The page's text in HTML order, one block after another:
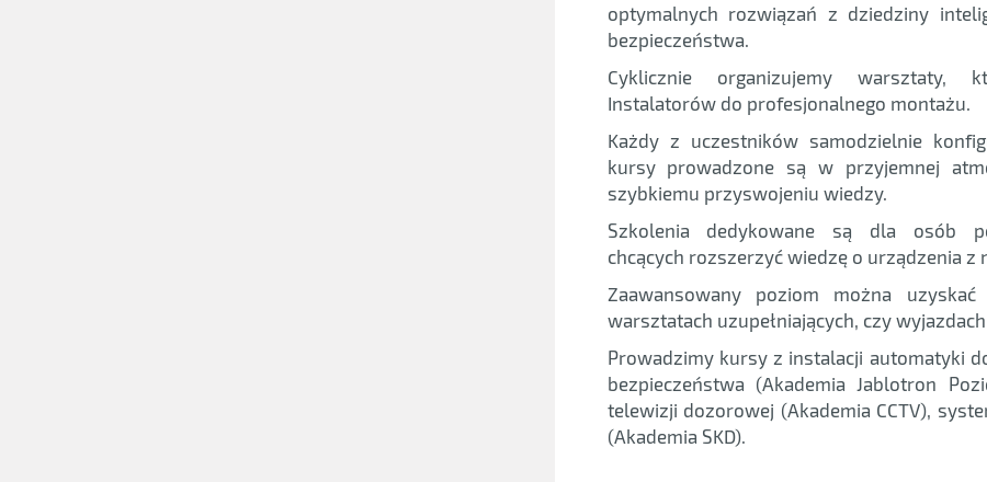
optymalnych rozwiązań z dziedziny
bezpieczeństwa.
Cyklicznie organizujemy warsztaty,
Instalatorów do profesjonalnego montażu.
Każdy z uczestników samodzielnie
kursy prowadzone są w przyjemnej
szybkiemu przyswojeniu wiedzy.
Szkolenia dedykowane są dla osób
chcących rozszerzyć wiedzę o urządzenia z
Zaawansowany poziom można
warsztatach uzupełniających, czy
Prowadzimy kursy z instalacji automatyki
bezpieczeństwa (Akademia Jablotron
telewizji dozorowej (Akademia CCTV),
(Akademia SKD).